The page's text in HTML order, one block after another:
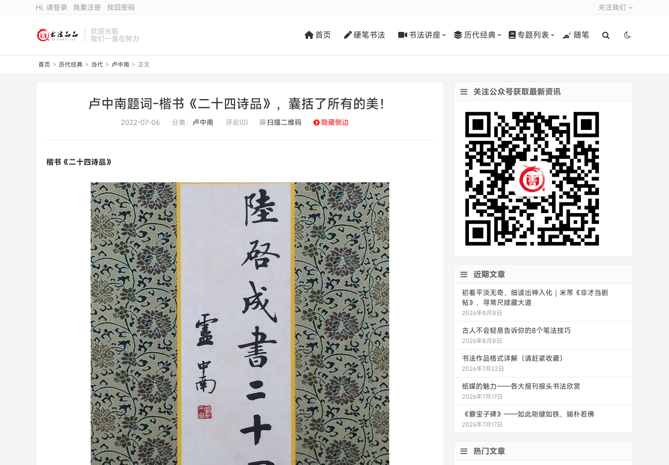
关注我们
Hi, 请登录 我要注册 找回密码
欢迎光临
我们一直在努力 首页 硬笔书法 书法讲座 历代经典 专题列表 随笔
首页 > 历代经典 > 当代 > 卢中南 > 正文
卢中南题词-楷书《二十四诗品》，囊括了所有的美！
2022-07-06 分类： 卢中南 评论(0) 扫描二维码 隐藏侧边
楷书《二十四诗品》
关注公众号获取最新资讯
近期文章
初看平淡无奇，细读出神入化｜米芾《非才当剧
帖》，寻常尺牍藏大道
2026年8月8日
古人不会轻易告诉你的8个笔法技巧
2026年8月8日
书法作品格式详解（请赶紧收藏）
2026年7月22日
纸媒的魅力——各大报刊报头书法欣赏
2026年7月17日
《爨宝子碑》——如此刚健如铁，端朴若佛
2026年7月17日
热门文章